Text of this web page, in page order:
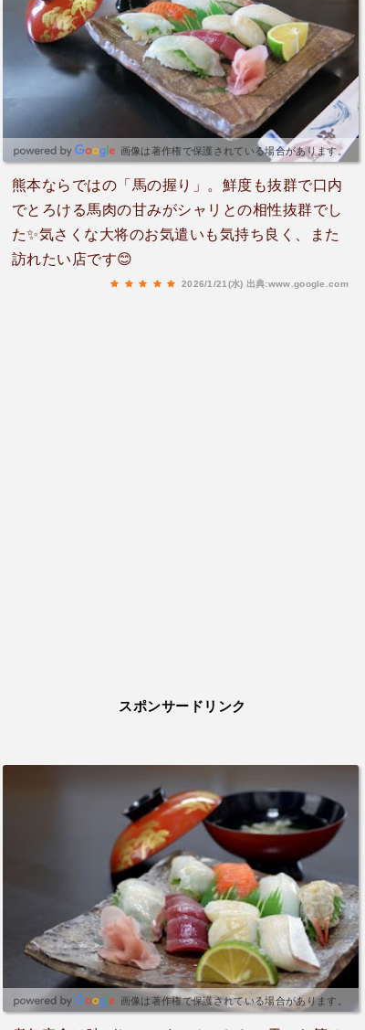
うだったテーブルは沢山ありどこに座るか迷うほ
どだそうこうしていると「いらっしゃい！」白髪
パンチパーマの大将が厨房から出て来た冷やかし
なら帰ってくれよと怒られるかと思って内心ドキ
ドキしたもちろんそんな事はなく優しくメニュー
の説明をしてくれたその後小さい体でお婆ちゃん
がお茶を小走りで持って来てくれた「ごめんなさ
い遅くなりましたー」いや全然遅く無い、寧ろ早
いくらいだそして選んでメニューは天麩羅定食無
論すごく美味しかった海老やキスの天麩羅は外は
カリカリ中はホクホク、野菜の天麩羅なども沢山
盛り付けされていてどれを食べてもほっぺが落ち
かけた最近は外国のお客さんが多く来店するらし
画像は著作権で保護されている場合があります。
熊本ならではの「馬の握り」。鮮度も抜群で口内
でとろける馬肉の甘みがシャリとの相性抜群でし
た✨気さくな大将のお気遣いも気持ち良く、また
訪れたい店です😊
2026/1/21(水) 出典:www.google.com
スポンサードリンク
画像は著作権で保護されている場合があります。